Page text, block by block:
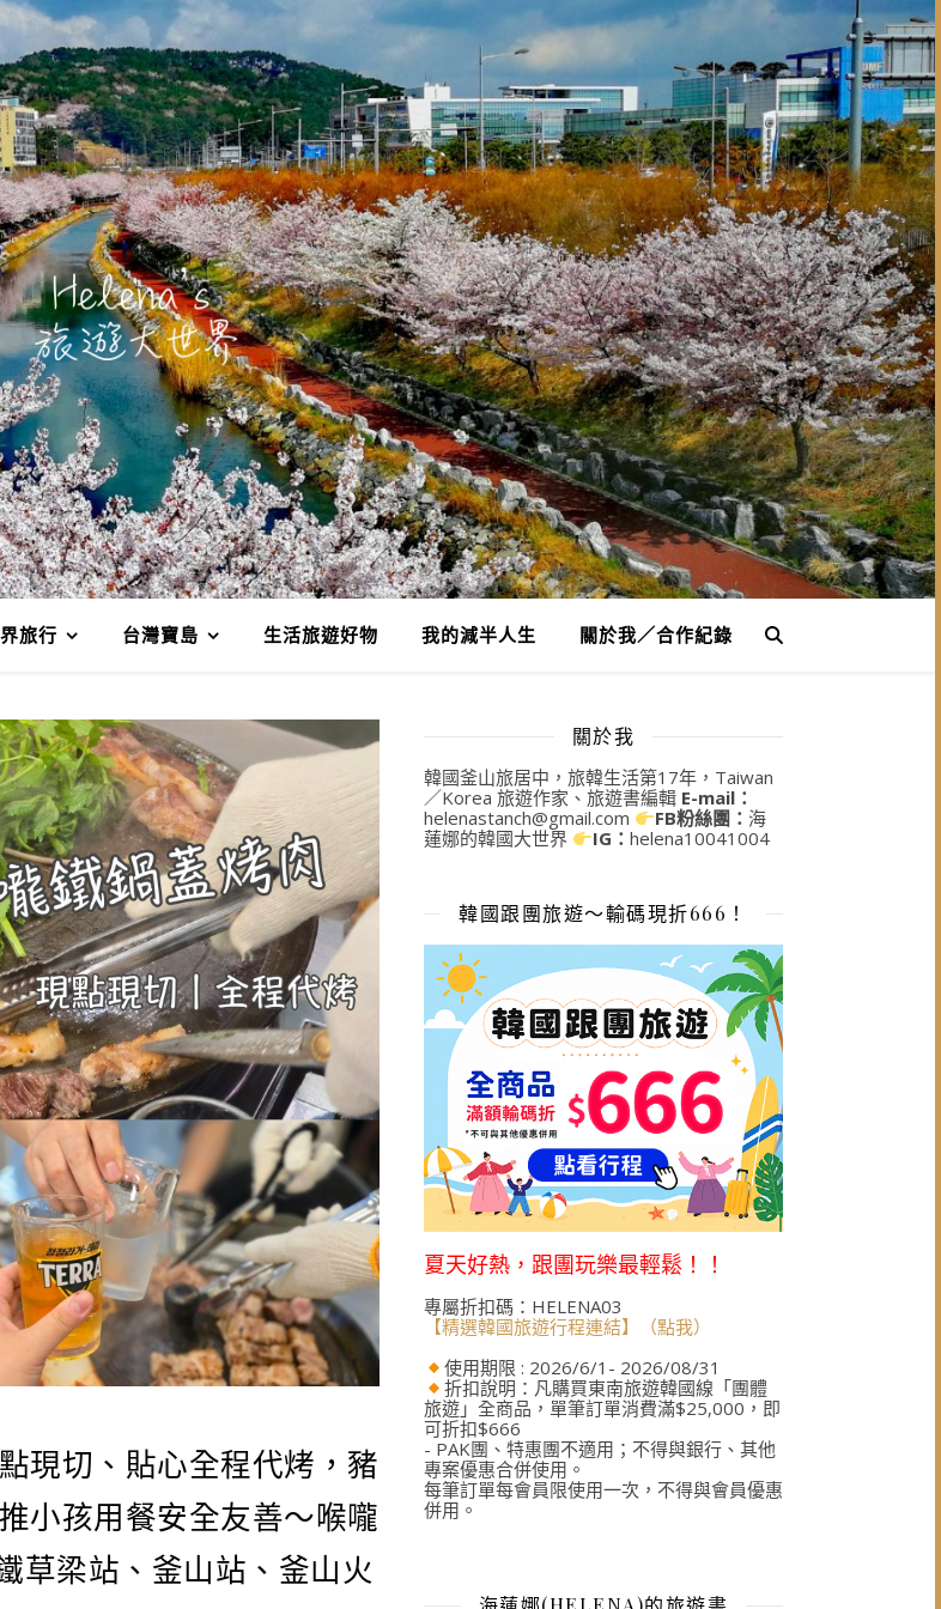
旅行 台灣寶島 生活旅遊好物 我的減半人生 關於我／合作紀錄
現切、貼心全程代烤，豬
小孩用餐安全友善～喉嚨
草梁站、釜山站、釜山火
關於我
韓國釜山旅居中，旅韓生活第17年，Taiwan
／Korea 旅遊作家、旅遊書編輯 E-mail：
helenastanch@gmail.com
FB粉絲團： 海
蓮娜的韓國大世界
IG：helena10041004
韓國跟團旅遊～輸碼現折666！
夏天好熱，跟團玩樂最輕鬆！！
專屬折扣碼：HELENA03
【精選韓國旅遊行程連結】（點我）
使用期限 : 2026/6/1- 2026/08/31
折扣說明：凡購買東南旅遊韓國線「團體
旅遊」全商品，單筆訂單消費滿$25,000，即
可折扣$666
- PAK團、特惠團不適用；不得與銀行、其他
專案優惠合併使用。
每筆訂單每會員限使用一次，不得與會員優惠
併用。